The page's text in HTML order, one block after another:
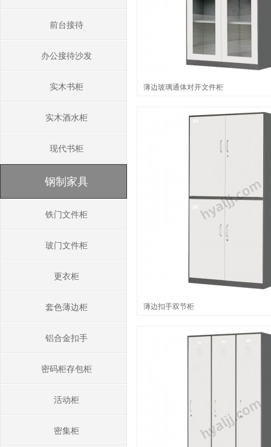
前台接待
办公接待沙发
实木书柜
实木酒水柜
现代书柜
钢制家具
铁门文件柜
玻门文件柜
更衣柜
套色薄边柜
铝合金扣手
密码柜存包柜
活动柜
密集柜
薄边玻璃通体对开文件柜
薄边扣手双节柜